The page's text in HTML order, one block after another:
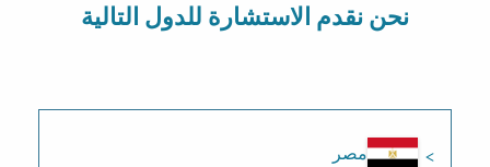
نحن نقدم الاستشارة للدول التالية
مصر